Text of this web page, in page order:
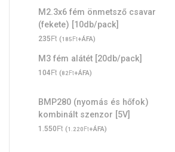
M2.3x6 fém önmetsző csavar
(fekete) [10db/pack]
235Ft (185Ft+ÁFA)
M3 fém alátét [20db/pack]
104Ft (82Ft+ÁFA)
BMP280 (nyomás és hőfok)
kombinált szenzor [5V]
1.550Ft (1.220Ft+ÁFA)